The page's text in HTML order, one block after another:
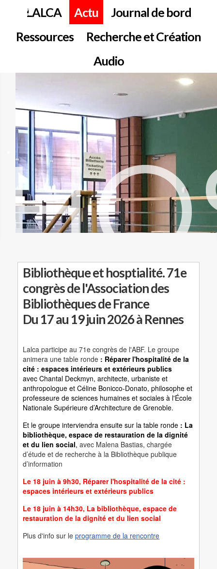
LALCA Actu
Journal de bord
Ressources
Recherche et Création
Audio
Bibliothèque et hosptialité. 71e
congrès de l'Association des
Bibliothèques de France
Du 17 au 19 juin 2026 à Rennes
Lalca participe au 71e congrès de l'ABF. Le groupe
animera une table ronde : Réparer l'hospitalité de la
cité : espaces intérieurs et extérieurs publics
avec Chantal Deckmyn, architecte, urbaniste et
anthropologue et Céline Bonicco-Donato, philosophe et
professeure de sciences humaines et sociales à l'École
Nationale Supérieure d’Architecture de Grenoble.
Et le groupe interviendra ensuite sur la table ronde : La
bibliothèque, espace de restauration de la dignité
et du lien social, avec Malena Bastias, chargée
d’étude et de recherche à la Bibliothèque publique
d’information
Le 18 juin à 9h30, Réparer l'hospitalité de la cité :
espaces intérieurs et extérieurs publics
Le 18 juin à 14h30, La bibliothèque, espace de
restauration de la dignité et du lien social
Plus d'info sur leprogramme de la rencontre